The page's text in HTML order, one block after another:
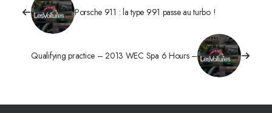
Porsche 911 : la type 991 passe au turbo !
Qualifying practice – 2013 WEC Spa 6 Hours –